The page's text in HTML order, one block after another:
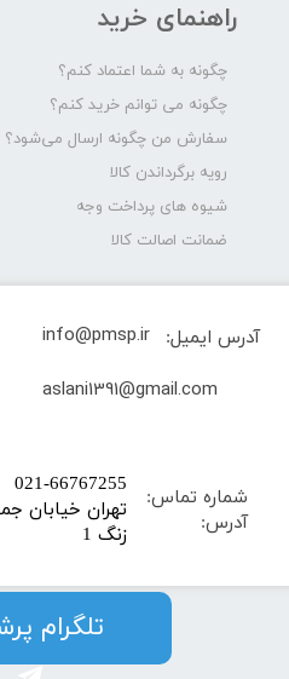
راهنمای خرید
چگونه به شما اعتماد کنم؟
چگونه می توانم خرید کنم؟
سفارش من چگونه ارسال می‌شود؟
رویه برگرداندن کالا
شیوه های پرداخت وجه
ضمانت اصالت کالا
شماره تماس:
آدرس:
​021-66767255
زنگ 1
آدرس ایمیل:
info@pmsp.ir
​aslani1391@gmail.com
​​​​تلگرام